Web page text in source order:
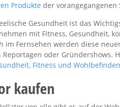
Produkte der vorangegangenen
Gesundheit ist das
mit Fitness, Gesundheit,
im Fernsehen werden diese
Reportagen oder Gründershows.
Fitness und Wohlbefinden
kaufen